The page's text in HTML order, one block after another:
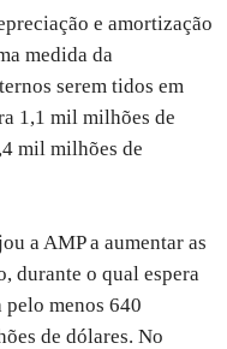
e amortização
medida da
serem tidos em
1,1 mil milhões de
mil milhões de
a AMP a aumentar as
durante o qual espera
menos 640
de dólares. No